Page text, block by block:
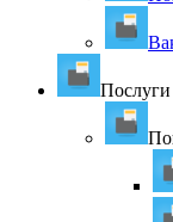
Послуги